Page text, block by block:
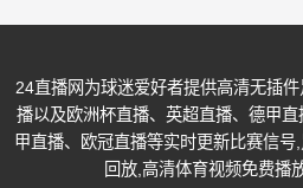
24直播网为球迷爱好者提供高清无插
播以及欧洲杯直播、英超直播、德甲
甲直播、欧冠直播等实时更新比赛信
回放,高清体育视频免费播